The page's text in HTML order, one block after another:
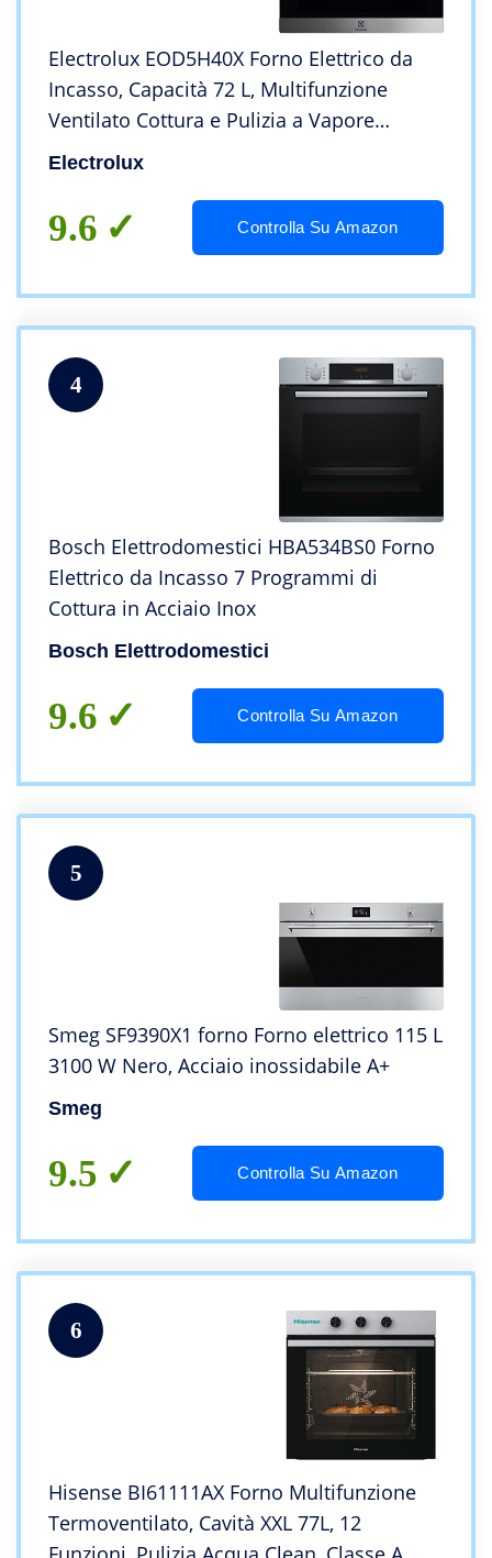
Electrolux EOD5H40X Forno Elettrico da
Incasso, Capacità 72 L, Multifunzione
Ventilato Cottura e Pulizia a Vapore
Potenza 2980 W, Inox
Electrolux
9.6 Controlla Su Amazon
4
Bosch Elettrodomestici HBA534BS0 Forno
Elettrico da Incasso 7 Programmi di
Cottura in Acciaio Inox
Bosch Elettrodomestici
9.6 Controlla Su Amazon
5
Smeg SF9390X1 forno Forno elettrico 115 L
3100 W Nero, Acciaio inossidabile A+
Smeg
9.5 Controlla Su Amazon
6
Hisense BI61111AX Forno Multifunzione
Termoventilato, Cavità XXL 77L, 12